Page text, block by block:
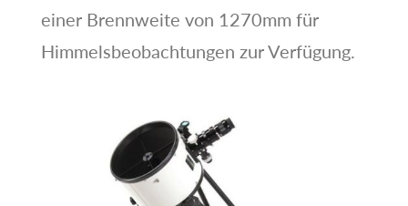
einer Brennweite von 1270mm für
Himmelsbeobachtungen zur Verfügung.